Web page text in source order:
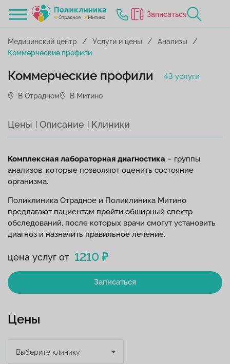
Записаться
Медицинский центр Услуги и цены
Анализы
Коммерческие профили
цена услуг от 1210 ₽
Записаться
Коммерческие профили 43 услуги
В Отрадном В Митино
Цены Описание Клиники
Комплексная лабораторная диагностика – группы
анализов, которые позволяют оценить состояние
организма.
Поликлиника Отрадное и Поликлиника Митино
предлагают пациентам пройти обширный спектр
обследований, после которых врачи смогут установить
диагноз и назначить правильное лечение.
Цены
Выберите клинику